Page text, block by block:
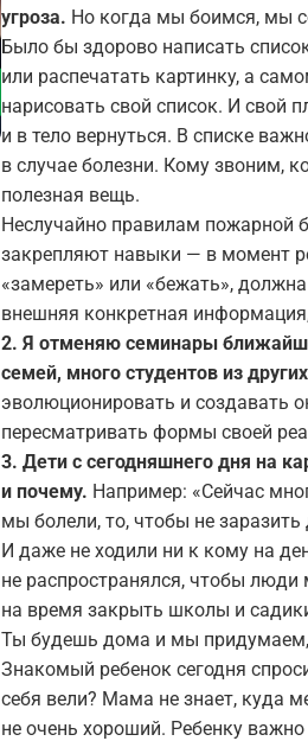
угроза. Но когда мы боимся, мы
Было бы здорово написать
или распечатать картинку, а
нарисовать свой список. И свой
и в тело вернуться. В списке
в случае болезни. Кому звоним,
полезная вещь.
Неслучайно правилам пожарной
закрепляют навыки — в момент
«замереть» или «бежать»,
внешняя конкретная
2. Я отменяю семинары
семей, много студентов из
эволюционировать и создавать
пересматривать формы своей
3. Дети с сегодняшнего дня на
и почему. Например: «Сейчас
мы болели, то, чтобы не
И даже не ходили ни к кому на
не распространялся, чтобы
на время закрыть школы и
Ты будешь дома и мы придумаем,
Знакомый ребенок сегодня
себя вели? Мама не знает, куда
не очень хороший. Ребенку